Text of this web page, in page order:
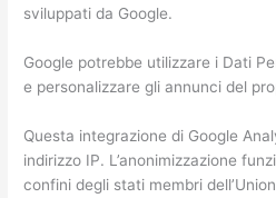
sviluppati da Google.
Google potrebbe utilizzare i Dati
e personalizzare gli annunci del
Questa integrazione di Google
indirizzo IP. L’anonimizzazione
confini degli stati membri